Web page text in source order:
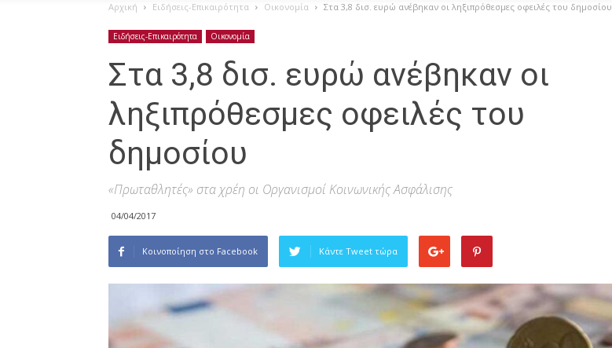
Αρχική Ειδήσεις-Επικαιρότητα Οικονομία Στα 3,8 δισ. ευρώ ανέβηκαν οι ληξιπρόθεσμες οφειλές του δημοσίου
Ειδήσεις-Επικαιρότητα Οικονομία
Στα 3,8 δισ. ευρώ ανέβηκαν οι
ληξιπρόθεσμες οφειλές του
δημοσίου
«Πρωταθλητές» στα χρέη οι Οργανισμοί Κοινωνικής Ασφάλισης
04/04/2017
Κοινοποίηση στο Facebook Κάντε Tweet τώρα